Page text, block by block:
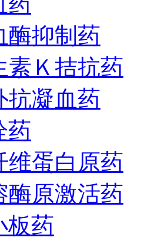
酶抑制药
素Ｋ拮抗药
抗凝血药
药
维蛋白原药
酶原激活药
板药